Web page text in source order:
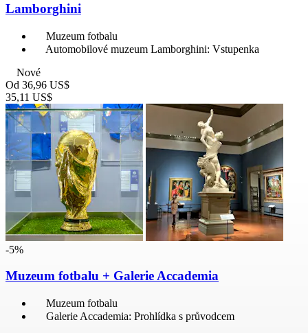
Lamborghini
Muzeum fotbalu
Automobilové muzeum Lamborghini: Vstupenka
Nové
Od 36,96 US$
35,11 US$
-5%
Muzeum fotbalu + Galerie Accademia
Muzeum fotbalu
Galerie Accademia: Prohlídka s průvodcem